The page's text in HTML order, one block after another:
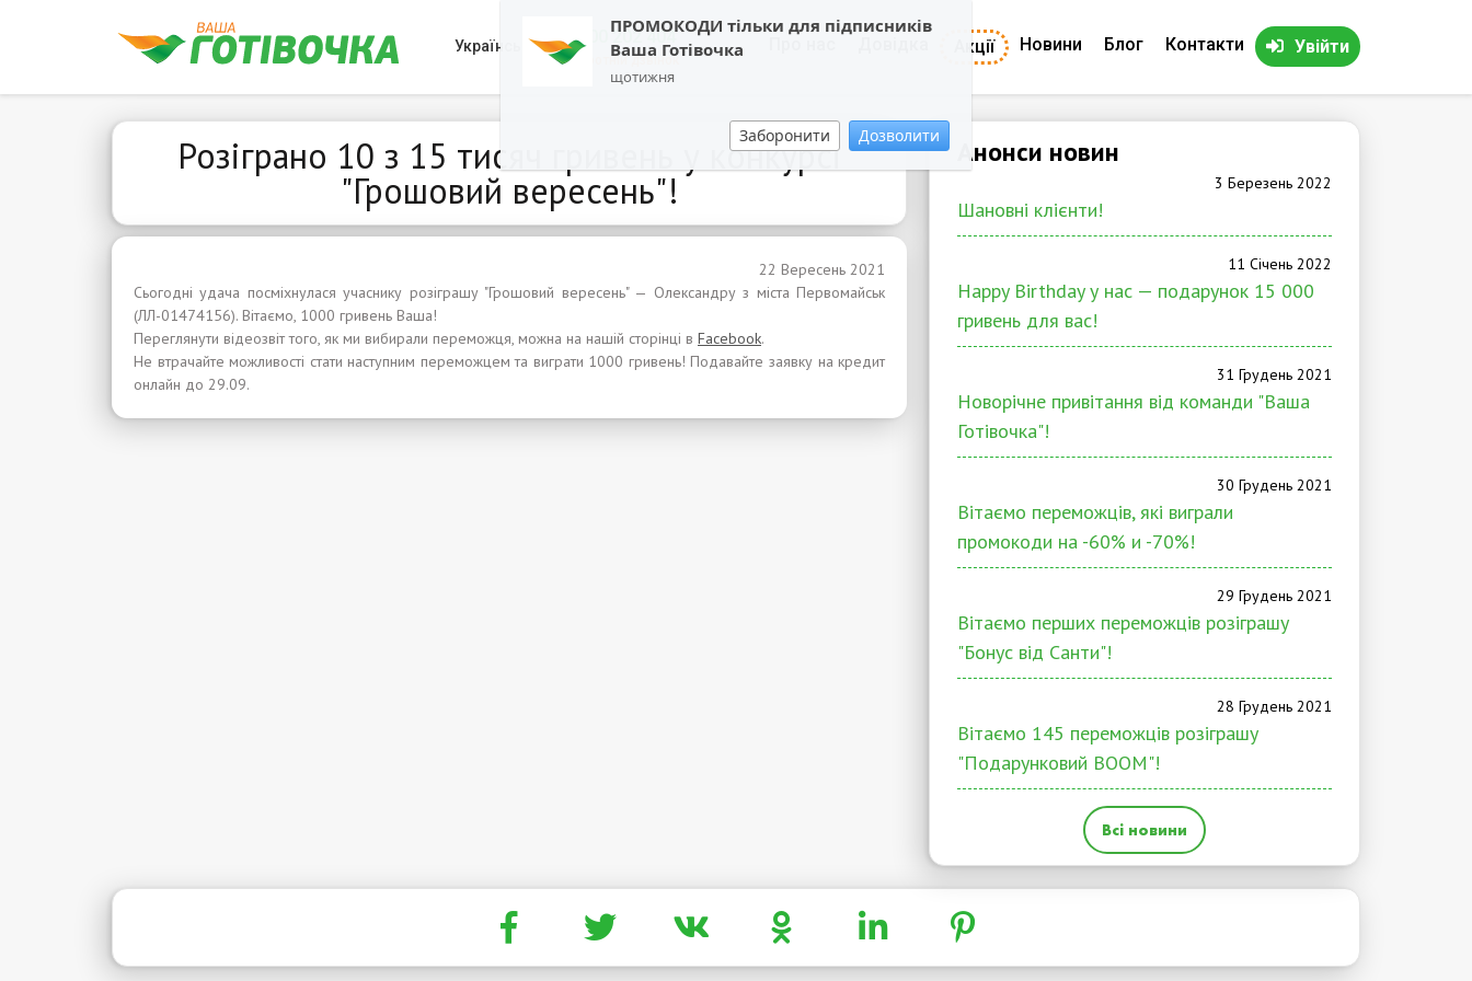
ПРОМОКОДИ тільки для підписників
Ваша Готівочка
щотижня
Заборонити Дозволити
Українська 0800 202 404
Зворотній дзвінок
Акції Новини Блог Контакти Увійти
Розіграно 10 з 15 тисяч гривень у конкурсі
"Грошовий вересень"!
22 Вересень 2021
Сьогодні удача посміхнулася учаснику розіграшу "Грошовий вересень" — Олександру з міста Первомайськ
(ЛЛ-01474156). Вітаємо, 1000 гривень Ваша!
Переглянути відеозвіт того, як ми вибирали переможця, можна на нашій сторінці в Facebook.
Не втрачайте можливості стати наступним переможцем та виграти 1000 гривень! Подавайте заявку на кредит
онлайн до 29.09.
Анонси новин
3 Березень 2022
Шановні клієнти!
11 Січень 2022
Happy Birthday у нас — подарунок 15 000
гривень для вас!
31 Грудень 2021
Новорічне привітання від команди "Ваша
Готівочка"!
30 Грудень 2021
Вітаємо переможців, які виграли
промокоди на -60% и -70%!
29 Грудень 2021
Вітаємо перших переможців розіграшу
"Бонус від Санти"!
28 Грудень 2021
Вітаємо 145 переможців розіграшу
"Подарунковий BOOM"!
Всі новини